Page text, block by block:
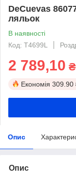
DeCuevas
ляльок
В наявності
Код: T4699L
2 789,10 ₴
Економія 309.90
Опис
Опис